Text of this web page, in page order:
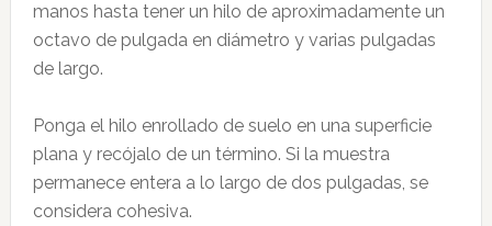
manos hasta tener un hilo de aproximadamente un
octavo de pulgada en diámetro y varias pulgadas
de largo.
Ponga el hilo enrollado de suelo en una superficie
plana y recójalo de un término. Si la muestra
permanece entera a lo largo de dos pulgadas, se
considera cohesiva.